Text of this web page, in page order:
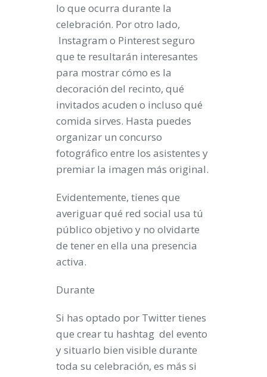
lo que ocurra durante la
celebración. Por otro lado,
Instagram o Pinterestseguro
que te resultarán interesantes
para mostrar cómo es la
decoración del recinto, qué
invitados acuden o incluso qué
comida sirves. Hasta puedes
organizar un concurso
fotográfico entre los asistentes y
premiar la imagen más original.
Evidentemente, tienes que
averiguar qué red social usa tú
público objetivo y no olvidarte
de tener en ella una presencia
activa.
Durante
Si has optado por Twitter tienes
que crear tu hashtag del evento
y situarlo bien visible durante
toda su celebración, es más si